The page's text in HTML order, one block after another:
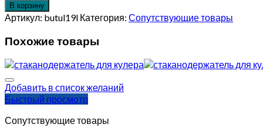
В корзину
Артикул: butul19l Категория: Сопутствующие товары
Похожие товары
Добавить в список желаний
Быстрый просмотр
Сопутствующие товары